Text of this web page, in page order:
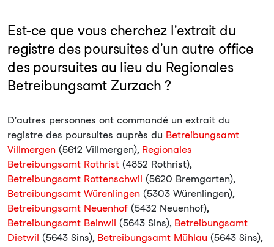
Est-ce que vous cherchez l'extrait du
registre des poursuites d'un autre office
des poursuites au lieu du Regionales
Betreibungsamt Zurzach ?
D'autres personnes ont commandé un extrait du
registre des poursuites auprès du Betreibungsamt
Villmergen (5612 Villmergen), Regionales
Betreibungsamt Rothrist (4852 Rothrist),
Betreibungsamt Rottenschwil (5620 Bremgarten),
Betreibungsamt Würenlingen (5303 Würenlingen),
Betreibungsamt Neuenhof (5432 Neuenhof),
Betreibungsamt Beinwil (5643 Sins), Betreibungsamt
Dietwil (5643 Sins), Betreibungsamt Mühlau (5643 Sins),